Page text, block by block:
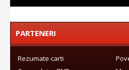
PARTENERI
Rezumate carti